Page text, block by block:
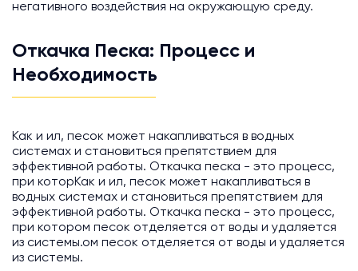
негативного воздействия на окружающую среду.
Откачка Песка: Процесс и
Необходимость
Как и ил, песок может накапливаться в водных
системах и становиться препятствием для
эффективной работы. Откачка песка - это процесс,
при которКак и ил, песок может накапливаться в
водных системах и становиться препятствием для
эффективной работы. Откачка песка - это процесс,
при котором песок отделяется от воды и удаляется
из системы.ом песок отделяется от воды и удаляется
из системы.